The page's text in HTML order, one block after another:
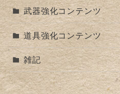
武器強化コンテンツ
道具強化コンテンツ
雑記